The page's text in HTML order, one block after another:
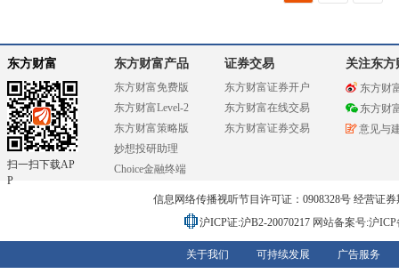
东方财富
扫一扫下载AP
P
东方财富产品
东方财富免费版
东方财富Level-2
东方财富策略版
妙想投研助理
Choice金融终端
证券交易
东方财富证券开户
东方财富在线交易
东方财富证券交易
关注东方
东方财
东方财
意见与
信息网络传播视听节目许可证：0908328号 经营证
沪ICP证:沪B2-20070217 网站备案号:沪
关于我们 可持续发展 广告服务